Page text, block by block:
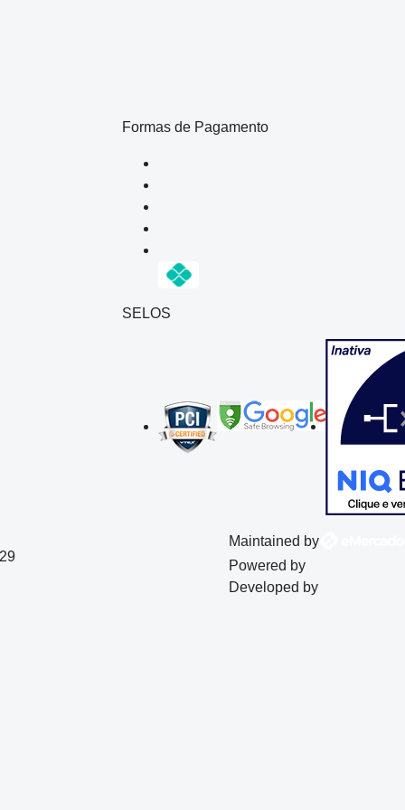
Formas de Pagamento
SELOS
Maintained by
Powered by
Developed by